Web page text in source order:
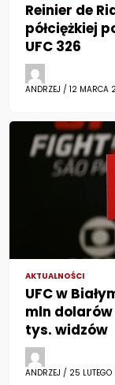
Reinier de
półciężkiej
UFC 326
ANDRZEJ / 12 MARCA
AKTUALNOŚCI
UFC w
mln dolarów
tys. widzów
ANDRZEJ / 25